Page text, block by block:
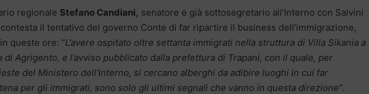
regionale Stefano Candiani, senatore e già sottosegretario all’Interno con Salvini
il tentativo del governo Conte di far ripartire il business dell’immigrazione,
queste ore: “L’avere ospitato oltre settanta immigrati nella struttura di Villa Sikania a
di Agrigento, e l’avviso pubblicato dalla prefettura di Trapani, con il quale, per
del Ministero dell’Interno, si cercano alberghi da adibire luoghi in cui far
per gli immigrati, sono solo gli ultimi segnali che vanno in questa direzione”.